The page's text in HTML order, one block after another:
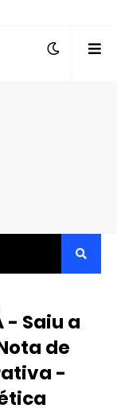
E
- Saiu a
de
-